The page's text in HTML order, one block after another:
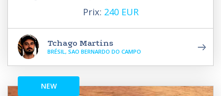
Prix: 240 EUR
Tchago Martins
BRÉSIL, SAO BERNARDO DO CAMPO
NEW